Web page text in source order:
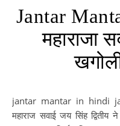
Jantar
महाराजा
jantar mantar in hindi jantar mantar in hindi – जयपुर के
महाराज सवाई जय सिंह